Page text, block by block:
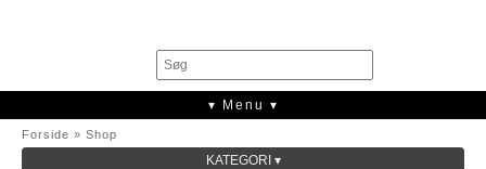
▾ Menu ▾
Forside » Shop
KATEGORI ▾